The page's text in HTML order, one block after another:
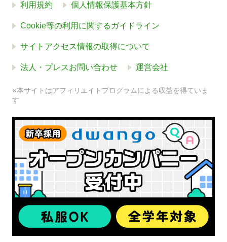
利用規約 個人情報保護基本方針
Cookie等の利用に関するガイドライン
サイトアクセス情報の取得について
法人・プレスお問い合わせ 運営会社
※本サイトはアフィリエイトプログラムによる収益を得ていま
す